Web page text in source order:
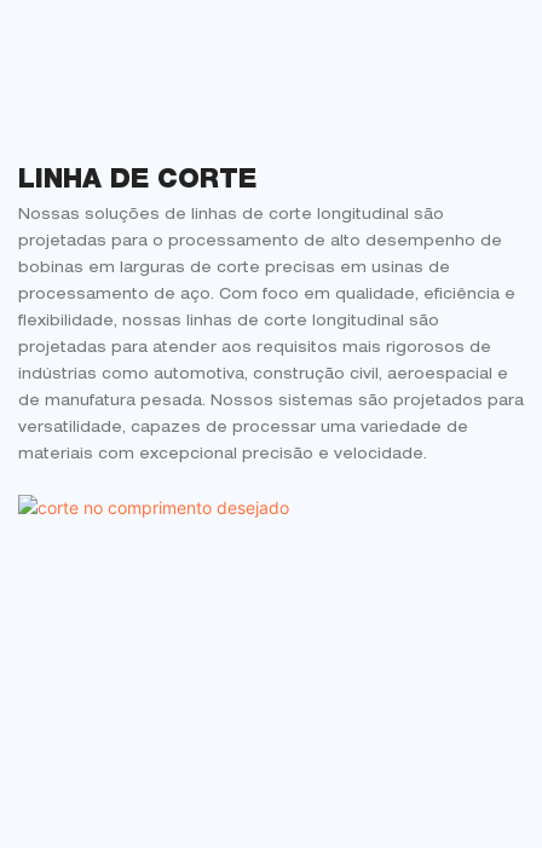
LINHA DE CORTE
Nossas soluções de linhas de corte longitudinal são
projetadas para o processamento de alto desempenho de
bobinas em larguras de corte precisas em usinas de
processamento de aço. Com foco em qualidade, eficiência e
flexibilidade, nossas linhas de corte longitudinal são
projetadas para atender aos requisitos mais rigorosos de
indústrias como automotiva, construção civil, aeroespacial e
de manufatura pesada. Nossos sistemas são projetados para
versatilidade, capazes de processar uma variedade de
materiais com excepcional precisão e velocidade.